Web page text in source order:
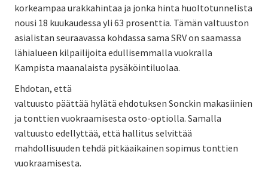
korkeampaa urakkahintaa ja jonka hinta huoltotunnelista
nousi 18 kuukaudessa yli 63 prosenttia. Tämän valtuuston
asialistan seuraavassa kohdassa sama SRV on saamassa
lähialueen kilpailijoita edullisemmalla vuokralla
Kampista maanalaista pysäköintiluolaa.
Ehdotan, että
valtuusto päättää hylätä ehdotuksen Sonckin makasiinien
ja tonttien vuokraamisesta osto-optiolla. Samalla
valtuusto edellyttää, että hallitus selvittää
mahdollisuuden tehdä pitkäaikainen sopimus tonttien
vuokraamisesta.